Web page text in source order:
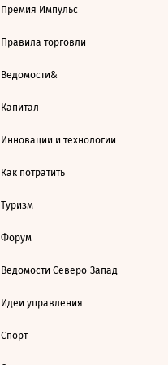
Премия Импульс
Правила торговли
Ведомости&
Капитал
Инновации и технологии
Как потратить
Туризм
Форум
Ведомости Северо-Запад
Идеи управления
Спорт